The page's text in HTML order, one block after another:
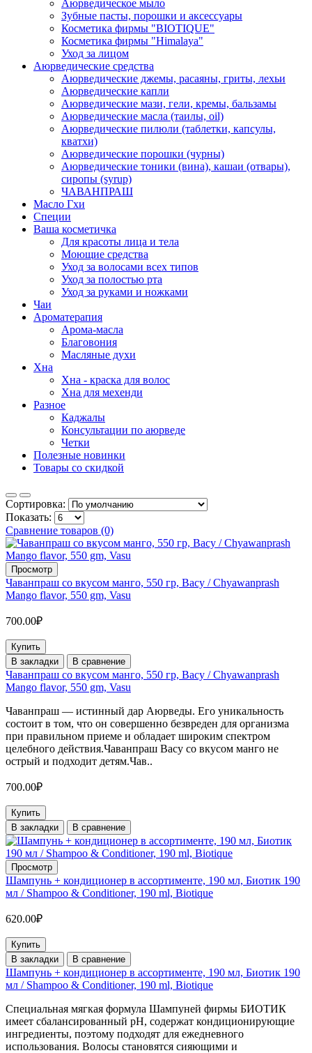
Аюрведическое мыло
Зубные пасты, порошки и аксессуары
Косметика фирмы "BIOTIQUE"
Косметика фирмы "Himalaya"
Уход за лицом
Аюрведические средства
Аюрведические джемы, расаяны, гриты, лехьи
Аюрведические капли
Аюрведические мази, гели, кремы, бальзамы
Аюрведические масла (таилы, оil)
Аюрведические пилюли (таблетки, капсулы,
кватхи)
Аюрведические порошки (чурны)
Аюрведические тоники (вина), кашаи (отвары),
сиропы (syrup)
ЧАВАНПРАШ
Масло Гхи
Специи
Ваша косметичка
Для красоты лица и тела
Моющие средства
Уход за волосами всех типов
Уход за полостью рта
Уход за руками и ножками
Чаи
Ароматерапия
Арома-масла
Благовония
Масляные духи
Хна
Хна - краска для волос
Хна для мехенди
Разное
Каджалы
Консультации по аюрведе
Четки
Полезные новинки
Товары со скидкой
Сортировка:
Показать:
Сравнение товаров (0)
Просмотр
Чаванпраш со вкусом манго, 550 гр, Васу / Chyawanprash
Mango flavor, 550 gm, Vasu
700.00₽
Купить
В закладки
В сравнение
Чаванпраш со вкусом манго, 550 гр, Васу / Chyawanprash
Mango flavor, 550 gm, Vasu
Чаванпраш — истинный дар Аюрведы. Его уникальность
состоит в том, что он совершенно безвреден для организма
при правильном приеме и обладает широким спектром
целебного действия.Чаванпраш Васу со вкусом манго не
острый и подходит детям.Чав..
700.00₽
Купить
В закладки
В сравнение
Просмотр
Шампунь + кондиционер в ассортименте, 190 мл, Биотик 190
мл / Shampoo & Conditioner, 190 ml, Biotique
620.00₽
Купить
В закладки
В сравнение
Шампунь + кондиционер в ассортименте, 190 мл, Биотик 190
мл / Shampoo & Conditioner, 190 ml, Biotique
Специальная мягкая формула Шампуней фирмы БИОТИК
имеет сбалансированный pH, содержат кондиционирующие
ингредиенты, поэтому подходят для ежедневного
использования. Волосы становятся сияющими и